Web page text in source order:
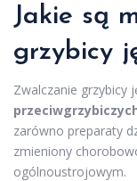
Jakie są
grzybicy
Zwalczanie grzybicy
zarówno preparaty
zmieniony
ogólnoustrojowym.